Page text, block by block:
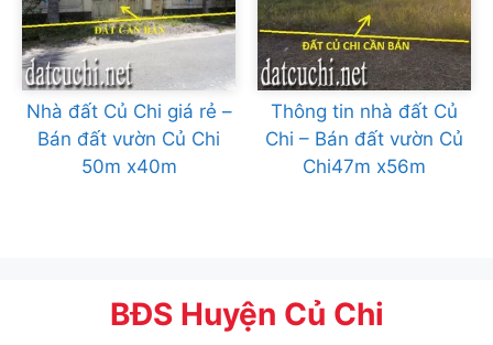
Nhà đất Củ Chi giá rẻ –
Bán đất vườn Củ Chi
50m x40m
Thông tin nhà đất Củ
Chi – Bán đất vườn Củ
Chi47m x56m
BĐS Huyện Củ Chi